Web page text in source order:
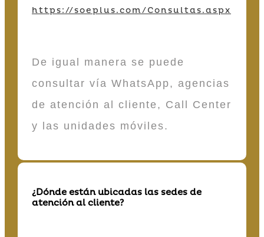
https://soeplus.com/Consultas.aspx
De igual manera se puede
consultar vía WhatsApp, agencias
de atención al cliente, Call Center
y las unidades móviles.
¿Dónde están ubicadas las sedes de
atención al cliente?